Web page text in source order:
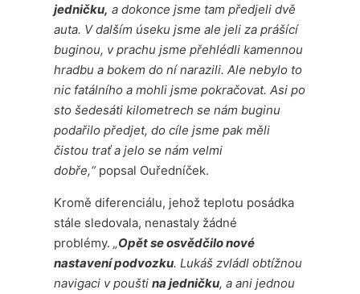
jedničku, a dokonce jsme tam předjeli dvě
auta. V dalším úseku jsme ale jeli za prášící
buginou, v prachu jsme přehlédli kamennou
hradbu a bokem do ní narazili. Ale nebylo to
nic fatálního a mohli jsme pokračovat. Asi po
sto šedesáti kilometrech se nám buginu
podařilo předjet, do cíle jsme pak měli
čistou trať a jelo se nám velmi
dobře,“popsal Ouředníček.
Kromě diferenciálu, jehož teplotu posádka
stále sledovala, nenastaly žádné
problémy.„Opět se osvědčilo nové
nastavení podvozku. Lukáš zvládl obtížnou
navigaci v pouština jedničku, a ani jednou